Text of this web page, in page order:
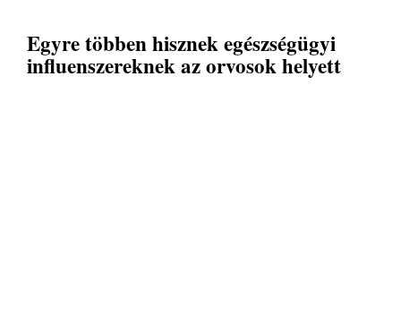
Egyre többen hisznek egészségügyi
influenszereknek az orvosok helyett